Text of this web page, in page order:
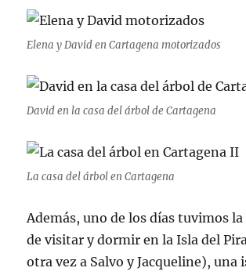
Elena y David en Cartagena motorizados
David en la casa del árbol de Cartagena
La casa del árbol en Cartagena
Además, uno de los días tuvimos
de visitar y dormir en la Isla del
otra vez a Salvo y Jacqueline), una